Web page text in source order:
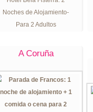
Noches de Alojamiento-
Para 2 Adultos
A Coruña